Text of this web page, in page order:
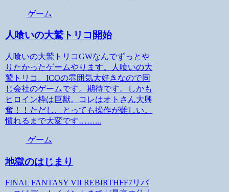
ゲーム
人喰いの大鷲トリコ開始
人喰いの大鷲トリコGWなんでずっとや
りたかったゲームやります。人喰いの大
鷲トリコ。ICOの雰囲気大好きなので同
じ会社のゲームです。期待です。しかも
ヒロイン枠は巨獣。コレはオトさん大興
奮！！ただし、とっても操作が難しい。
慣れるまで大変です……...
ゲーム
地獄のはじまり
FINAL FANTASY VII REBIRTHFF7リバ